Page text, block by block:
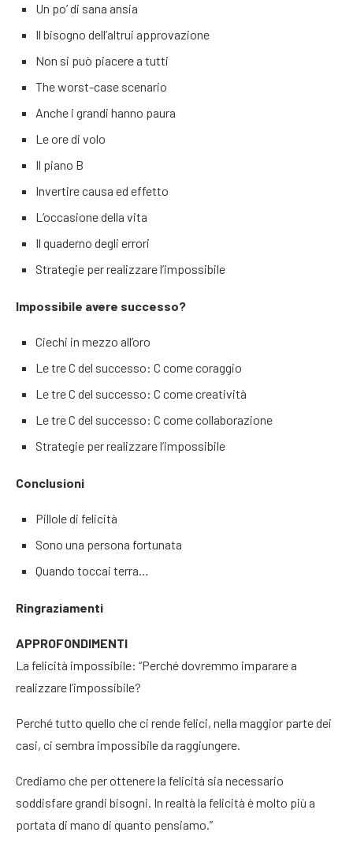
Un po’ di sana ansia
Il bisogno dell’altrui approvazione
Non si può piacere a tutti
The worst-case scenario
Anche i grandi hanno paura
Le ore di volo
Il piano B
Invertire causa ed effetto
L’occasione della vita
Il quaderno degli errori
Strategie per realizzare l’impossibile
Impossibile avere successo?
Ciechi in mezzo all’oro
Le tre C del successo: C come coraggio
Le tre C del successo: C come creatività
Le tre C del successo: C come collaborazione
Strategie per realizzare l’impossibile
Conclusioni
Pillole di felicità
Sono una persona fortunata
Quando toccai terra…
Ringraziamenti
APPROFONDIMENTI
La felicità impossibile: “Perché dovremmo imparare a
realizzare l’impossibile?
Perché tutto quello che ci rende felici, nella maggior parte dei
casi, ci sembra impossibile da raggiungere.
Crediamo che per ottenere la felicità sia necessario
soddisfare grandi bisogni. In realtà la felicità è molto più a
portata di mano di quanto pensiamo.”